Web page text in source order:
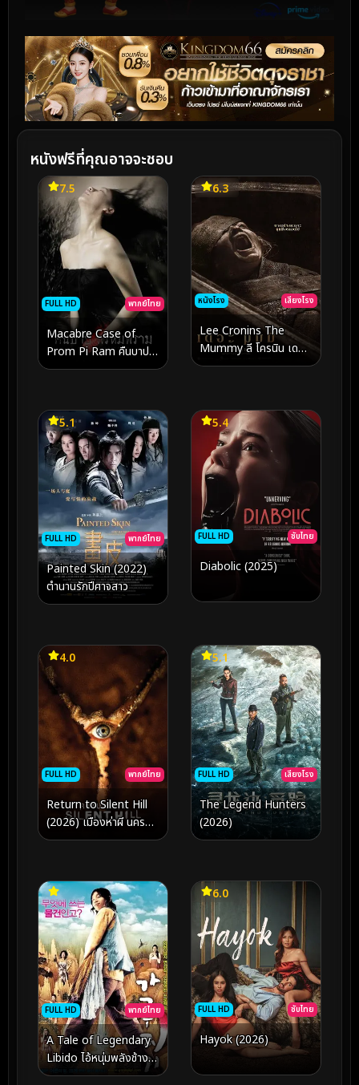
หนังฟรีที่คุณอาจจะชอบ
FULL HD พากย์ไทย
7.5
Macabre Case of
Prom Pi Ram คืนบาป
พรหมพิราม (2003)
หนังโรง เสียงโรง
6.3
Lee Cronins The
Mummy ลี โครนิน เดอะ
มัมมี่ (2026)
FULL HD พากย์ไทย
5.1
Painted Skin (2022)
ตำนานรักปีศาจสาว
FULL HD ซับไทย
5.4
Diabolic (2025)
FULL HD พากย์ไทย
4.0
Return to Silent Hill
(2026) เมืองห่าผี นคร
คืนชีพ
FULL HD เสียงโรง
5.1
The Legend Hunters
(2026)
FULL HD พากย์ไทย
A Tale of Legendary
Libido ไอ้หนุ่มพลังช้าง
ไวอาก้าเรียกพี่ (2008)
FULL HD ซับไทย
6.0
Hayok (2026)